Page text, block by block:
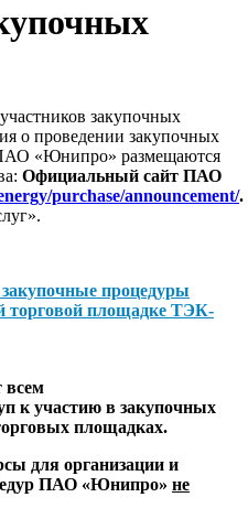
закупочных
о проведении закупочных
«Юнипро» размещаются
Официальный сайт ПАО
purchase/announcement/.
процедуры
торговой площадке ТЭК-
всем
к участию в закупочных
площадках.
для организации и
ПАО «Юнипро» не